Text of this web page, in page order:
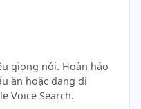
giọng nói. Hoàn hảo
ăn hoặc đang di
Voice Search.